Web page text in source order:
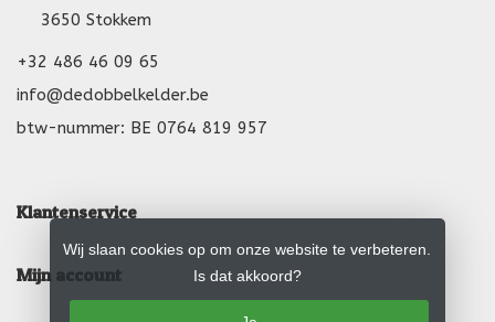
3650 Stokkem
+32 486 46 09 65
info@dedobbelkelder.be
btw-nummer: BE 0764 819 957
Klantenservice
Mijn account
Wij slaan cookies op om onze website te verbeteren.
Is dat akkoord?